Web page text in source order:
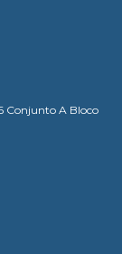
Conjunto A Bloco